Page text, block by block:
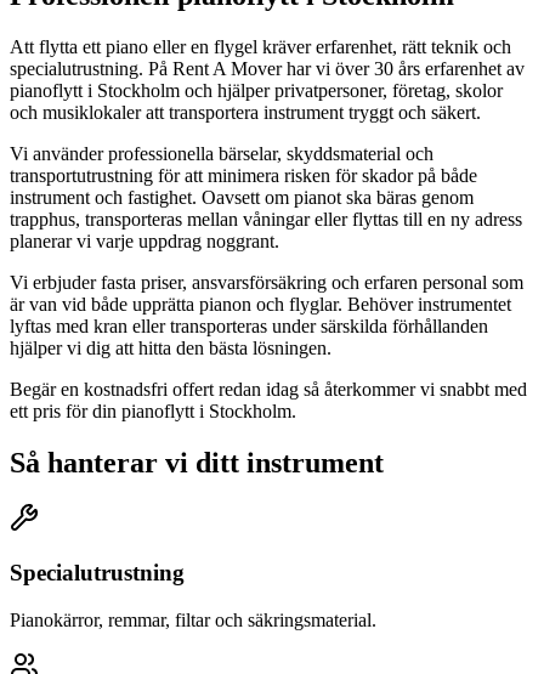
Att flytta ett piano eller en flygel kräver erfarenhet, rätt teknik och
specialutrustning. På Rent A Mover har vi över 30 års erfarenhet av
pianoflytt i Stockholm och hjälper privatpersoner, företag, skolor
och musiklokaler att transportera instrument tryggt och säkert.
Vi använder professionella bärselar, skyddsmaterial och
transportutrustning för att minimera risken för skador på både
instrument och fastighet. Oavsett om pianot ska bäras genom
trapphus, transporteras mellan våningar eller flyttas till en ny adress
planerar vi varje uppdrag noggrant.
Vi erbjuder fasta priser, ansvarsförsäkring och erfaren personal som
är van vid både upprätta pianon och flyglar. Behöver instrumentet
lyftas med kran eller transporteras under särskilda förhållanden
hjälper vi dig att hitta den bästa lösningen.
Begär en kostnadsfri offert redan idag så återkommer vi snabbt med
ett pris för din pianoflytt i Stockholm.
Så hanterar vi ditt instrument
Specialutrustning
Pianokärror, remmar, filtar och säkringsmaterial.